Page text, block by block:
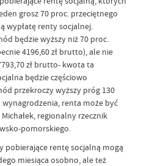
grosz 70 proc. przeciętnego
wypłatę renty socjalnej.
będzie wyższy niż 70 proc.
4196,60 zł brutto), ale nie
zł brutto- kwota ta
będzie częściowo
przekroczy wyższy próg 130
renta może być
regionalny rzecznik
pomorskiego.
pobierające rentę socjalną mogą
miesiąca osobno, ale też